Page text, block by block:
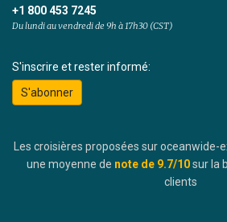
+1 800 453 7245
Du lundi au vendredi de 9h à 17h30 (CST)
S'inscrire et rester informé:
S'abonner
Les croisières proposées sur
une moyenne de note de 9.7/10sur la
clients